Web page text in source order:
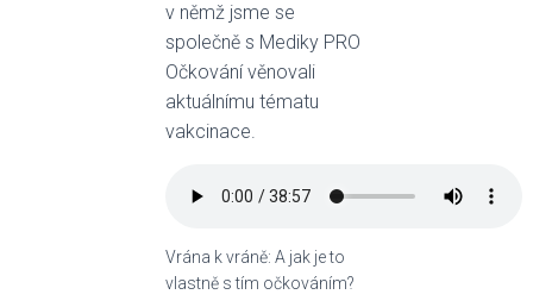
v němž jsme se
společně s Mediky PRO
Očkování věnovali
aktuálnímu tématu
vakcinace.
Vrána k vráně: A jak je to
vlastně s tím očkováním?